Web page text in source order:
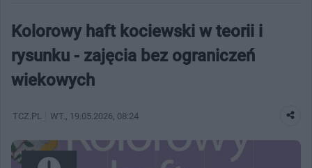
Kolorowy haft kociewski w teorii i
rysunku - zajęcia bez ograniczeń
wiekowych
TCZ.PL WT. , 19.05.2026, 08:24